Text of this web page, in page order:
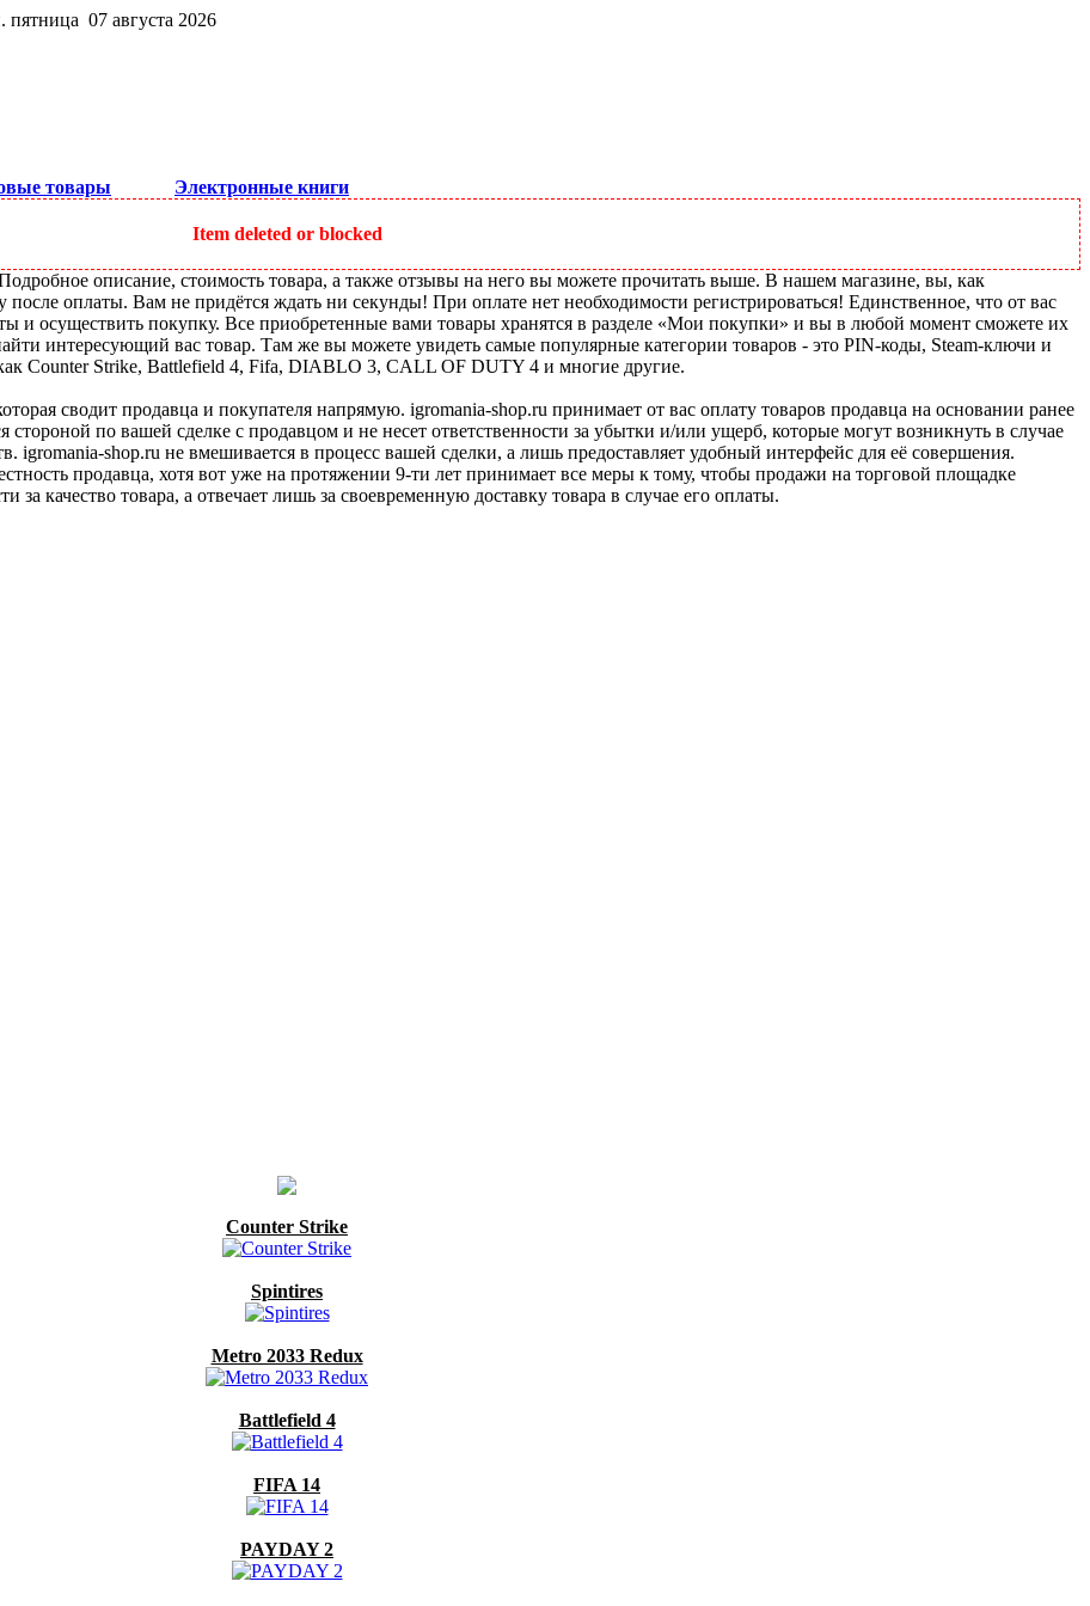
пятница 07 августа 2026
товары Электронные книги
Item deleted or blocked
описание, стоимость товара, а также отзывы на него вы можете прочитать выше. В нашем магазине, вы, как
после оплаты. Вам не придётся ждать ни секунды! При оплате нет необходимости регистрироваться! Единственное, что от вас
и осуществить покупку. Все приобретенные вами товары хранятся в разделе «Мои покупки» и вы в любой момент сможете их
интересующий вас товар. Там же вы можете увидеть самые популярные категории товаров - это PIN-коды, Steam-ключи и
Counter Strike, Battlefield 4, Fifa, DIABLO 3, CALL OF DUTY 4 и многие другие.
сводит продавца и покупателя напрямую. igromania-shop.ru принимает от вас оплату товаров продавца на основании ранее
по вашей сделке с продавцом и не несет ответственности за убытки и/или ущерб, которые могут возникнуть в случае
igromania-shop.ru не вмешивается в процесс вашей сделки, а лишь предоставляет удобный интерфейс для её совершения.
продавца, хотя вот уже на протяжении 9-ти лет принимает все меры к тому, чтобы продажи на торговой площадке
за качество товара, а отвечает лишь за своевременную доставку товара в случае его оплаты.
Counter Strike
Spintires
Metro 2033 Redux
Battlefield 4
FIFA 14
PAYDAY 2